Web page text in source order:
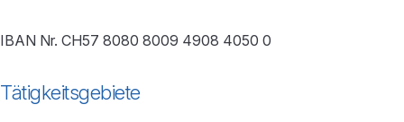
IBAN Nr. CH57 8080 8009 4908 4050 0
Tätigkeitsgebiete